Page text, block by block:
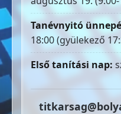
Tanévnyitó
18:00 (gyülekező
Első tanítási nap: